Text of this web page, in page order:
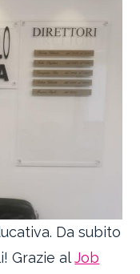
Da subito
Grazie alJob